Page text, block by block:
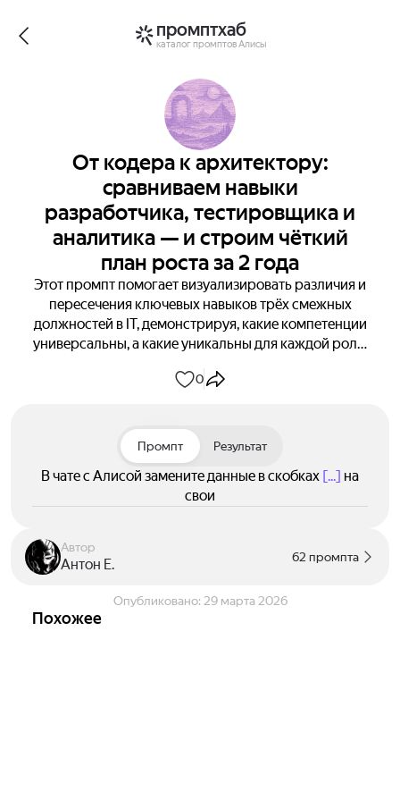
промптхаб
каталог промптов Алисы
От кодера к архитектору:
сравниваем навыки
разработчика, тестировщика и
аналитика — и строим чёткий
план роста за 2 года
Этот промпт помогает визуализировать различия и
пересечения ключевых навыков трёх смежных
должностей в IT, демонстрируя, какие компетенции
универсальны, а какие уникальны для каждой роли.
целенаправленно развивать недостающие навыки,
роли.
0
Промпт Результат
В чате с Алисой замените данные в скобках [...] на
свои
Автор
Антон Е. 62 промпта
Опубликовано: 29 марта 2026
Похожее